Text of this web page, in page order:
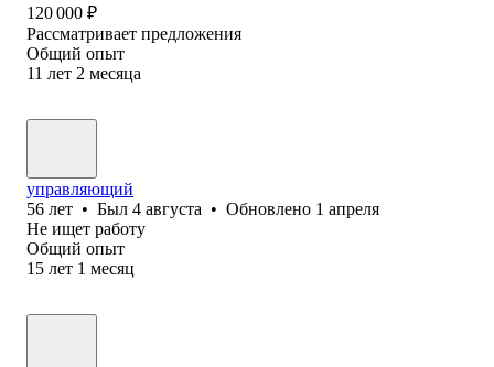
120 000 ₽
Рассматривает предложения
Общий опыт
11 лет 2 месяца
управляющий
56 лет • Был 4 августа • Обновлено 1 апреля
Не ищет работу
Общий опыт
15 лет 1 месяц